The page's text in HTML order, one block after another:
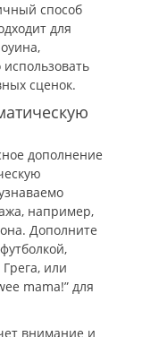
способ
для
сценок.
дополнение
например,
Дополните
или
mama!” для
внимание и